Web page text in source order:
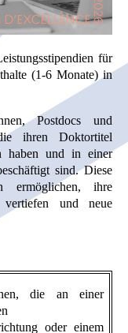
für
(1-6 Monate) in
Postdocs und
ihren Doktortitel
haben und in einer
sind. Diese
ermöglichen, ihre
und neue
die an einer
oder einem